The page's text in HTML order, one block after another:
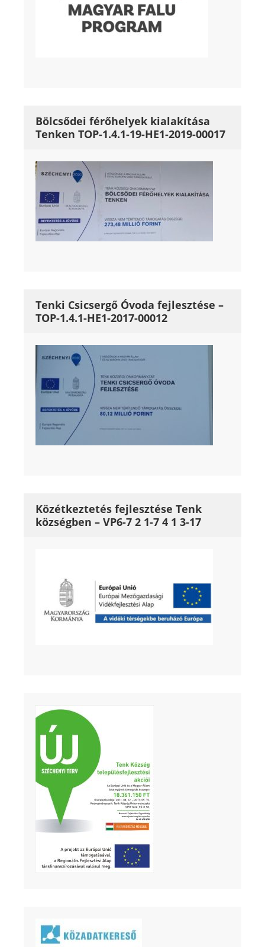
Bölcsődei férőhelyek kialakítása
Tenken TOP-1.4.1-19-HE1-2019-00017
Tenki Csicsergő Óvoda fejlesztése –
TOP-1.4.1-HE1-2017-00012
Közétkeztetés fejlesztése Tenk
községben – VP6-7 2 1-7 4 1 3-17